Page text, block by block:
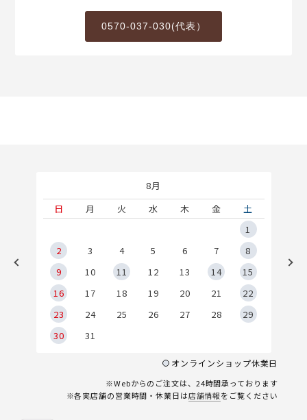
0570-037-030(代表）
8月
日
月 火 水 木 金
土
1
2
3 4 5 6 7
8
9
10 11 12 13 14
15
16
17 18 19 20 21
22
23
24 25 26 27 28
29
30
31
オンラインショップ休業日
※Webからのご注文は、24時間承っております
※各実店舗の営業時間・休業日は店舗情報をご覧ください